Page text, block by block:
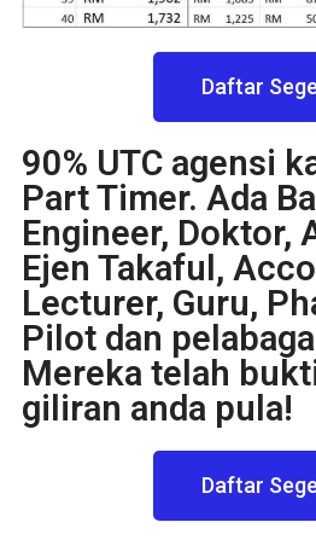
Daftar
90% UTC agensi
Part Timer. Ada
Engineer, Doktor,
Ejen Takaful,
Lecturer, Guru,
Pilot dan
Mereka telah
giliran anda pula!
Daftar